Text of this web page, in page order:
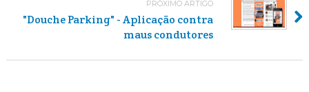
PRÓXIMO ARTIGO
"Douche Parking" - Aplicação contra
maus condutores